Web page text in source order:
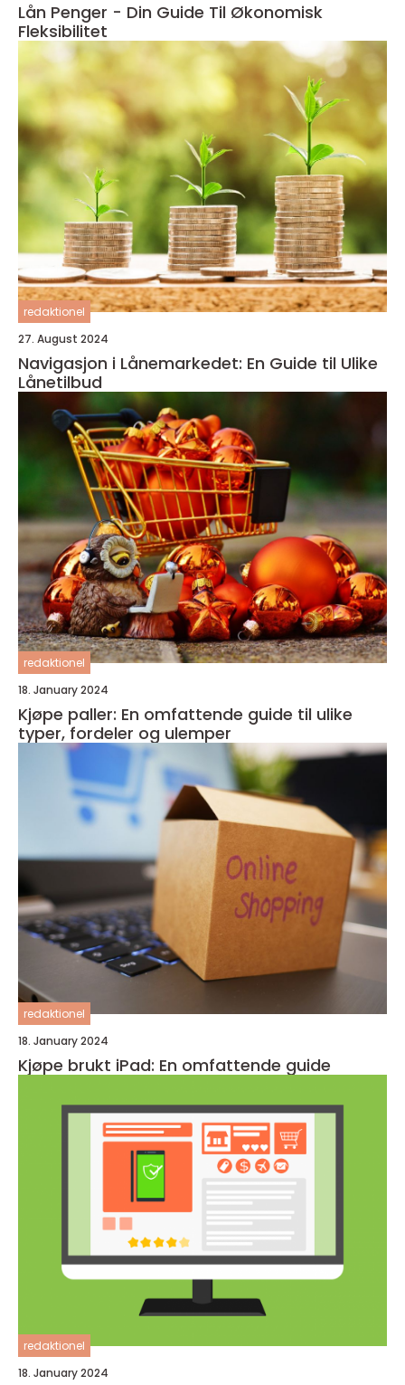
Lån Penger - Din Guide Til Økonomisk
Fleksibilitet
redaktionel
27. August 2024
Navigasjon i Lånemarkedet: En Guide til Ulike
Lånetilbud
redaktionel
18. January 2024
Kjøpe paller: En omfattende guide til ulike
typer, fordeler og ulemper
redaktionel
18. January 2024
Kjøpe brukt iPad: En omfattende guide
redaktionel
18. January 2024